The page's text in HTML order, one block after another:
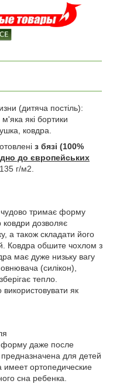
(дитяча постіль):
які бортики
ковдра.
з бязі (100%
до європейських
г/м2.
чудово тримає форму
ковдри дозволяє
а також складати його
Ковдра обшите чохлом з
має дуже низьку вагу
(силікон),
тепло.
використовувати як
форму даже после
для детей
ортопедические
сна ребенка.